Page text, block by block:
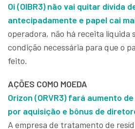
Oi (OIBR3) não vai quitar dívida
antecipadamente e papel cai
operadora, não há receita líquida
condição necessária para que o
feito.
AÇÕES COMO MOEDA
Orizon (ORVR3) fará aumento
por aquisição e bônus de
A empresa de tratamento de